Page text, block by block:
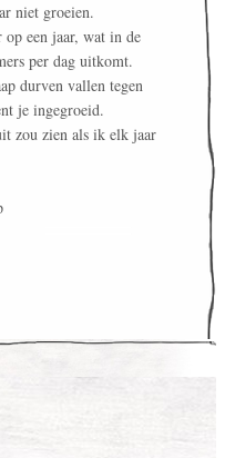
niet groeien.
een jaar, wat in de
per dag uitkomt.
durven vallen tegen
je ingegroeid.
zou zien als ik elk jaar